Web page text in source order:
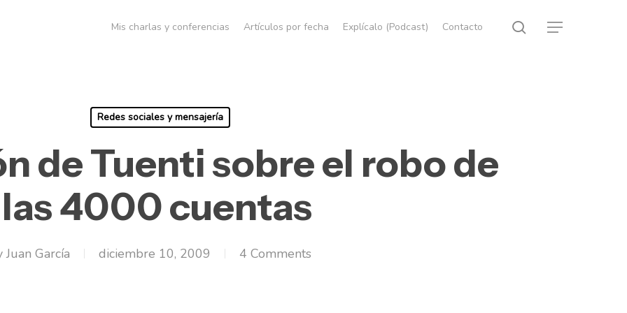
Mis charlas y conferencias Artículos por fecha Explícalo (Podcast) Contacto search
Menu
Redes sociales y mensajería
de Tuenti sobre el robo de
las 4000 cuentas
Juan García diciembre 10, 2009 4 Comments